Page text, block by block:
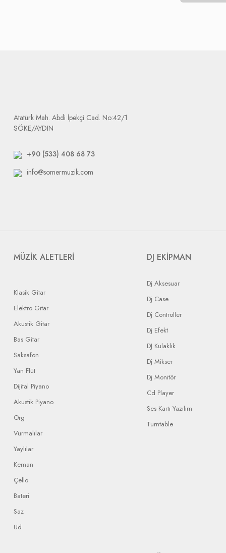
Atatürk Mah. Abdi İpekçi Cad. No:42/1
SÖKE/AYDIN
+90 (533) 408 68 73
info@somermuzik.com
MÜZİK ALETLERİ
Klasik Gitar
Elektro Gitar
Akustik Gitar
Bas Gitar
Saksafon
Yan Flüt
Dijital Piyano
Akustik Piyano
Org
Vurmalılar
Yaylılar
Keman
Çello
Bateri
Saz
Ud
DJ EKİPMAN
Dj Aksesuar
Dj Case
Dj Controller
Dj Efekt
DJ Kulaklık
Dj Mikser
Dj Monitör
Cd Player
Ses Kartı Yazılım
Turntable